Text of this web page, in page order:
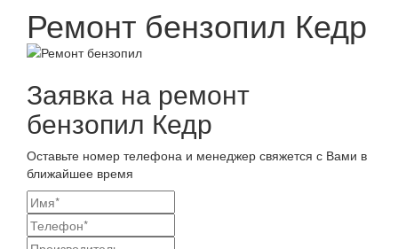
Ремонт бензопил Кедр
Заявка на ремонт
бензопил Кедр
Оставьте номер телефона и менеджер свяжется с Вами в
ближайшее время
Ваши
контактные